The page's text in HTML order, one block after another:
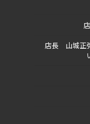
店長 山城正